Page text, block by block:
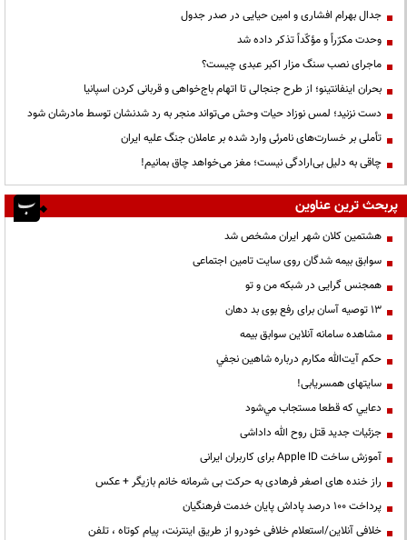
جدال بهرام افشاری و امین حیایی در صدر جدول
وحدت مکرّراً و مؤکّداً تذکر داده شد
ماجرای نصب سنگ مزار اکبر عبدی چیست؟
بحران اینفانتینو؛ از طرح جنجالی تا اتهام باج‌خواهی و قربانی کردن اسپانیا
دست نزنید؛ لمس نوزاد حیات وحش می‌تواند منجر به رد شدنشان توسط مادرشان شود
تأملی بر خسارت‌های نامرئی وارد شده بر عاملان جنگ علیه ایران
چاقی به دلیل بی‌ارادگی نیست؛ مغز می‌خواهد چاق بمانیم!
پربحث ترین عناوین
هشتمین کلان شهر ایران مشخص شد
سوابق بیمه شدگان روی سایت تامین اجتماعی
همجنس گرایی در شبکه من و تو
13 توصیه آسان برای رفع بوی بد دهان
مشاهده سامانه آنلاين سوابق بیمه
حكم آيت‌الله مكارم درباره شاهين نجفي
سایتهای همسریابی!
دعايي كه قطعا مستجاب مي‌شود
جزئیات جدید قتل روح الله داداشی
آموزش ساخت Apple ID برای کاربران ایرانی
راز خنده های اصغر فرهادی به حرکت بی شرمانه خانم بازیگر + عکس
پرداخت ۱۰۰ درصد پاداش پایان خدمت فرهنگیان
خلافی آنلاین/استعلام خلافی خودرو از طریق اینترنت، پیام کوتاه ، تلفن